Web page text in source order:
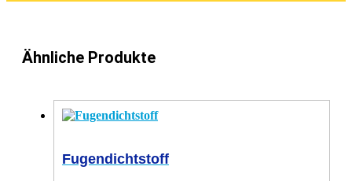
Ähnliche Produkte
Fugendichtstoff